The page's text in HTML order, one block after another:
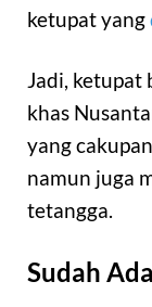
ketupat yang
Jadi, ketupat
khas
yang
namun juga
tetangga.
Sudah